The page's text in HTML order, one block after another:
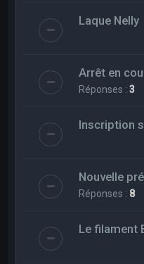
Laque Nelly
Arrêt en
Réponses :3
Inscription
Nouvelle
Réponses : 8
Le filament